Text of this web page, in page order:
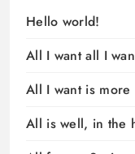
Hello world!
All I want all I
All I want is more
All is well, in the